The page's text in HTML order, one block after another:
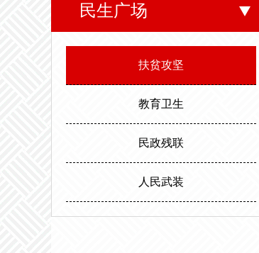
东以别拉洪河、南以
邻。场内地势平坦，
度，最高气温35.6度。
民生广场
扶贫攻坚
教育卫生
民政残联
人民武装